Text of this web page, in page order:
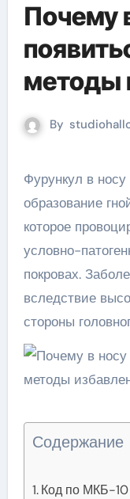
Почему
методы
By
Фурункул в носу – это патологическое
образование
которое
условно-
покровах.
вследствие
стороны
Содержание
Код по МКБ-10